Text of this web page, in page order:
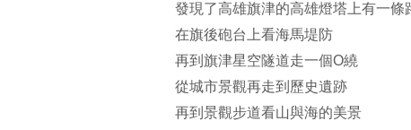
發現了高雄旗津的高雄燈塔上有一條
在旗後砲台上看海馬堤防
再到旗津星空隧道走一個O繞
從城市景觀再走到歷史遺跡
再到景觀步道看山與海的美景